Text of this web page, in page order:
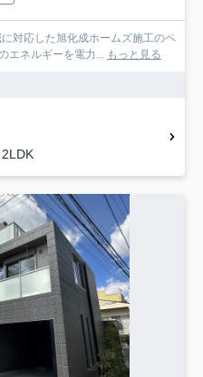
対応した旭化成ホームズ施工のペ
エネルギーを電力...
もっと見る